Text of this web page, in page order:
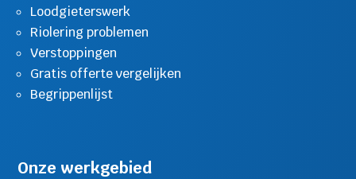
Loodgieterswerk
Riolering problemen
Verstoppingen
Gratis offerte vergelijken
Begrippenlijst
Onze werkgebied